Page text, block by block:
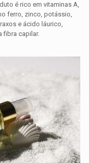
é rico em vitaminas A,
ferro, zinco, potássio,
e ácido láurico,
fibra capilar.